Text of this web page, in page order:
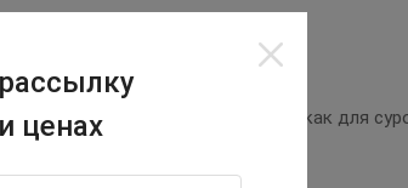
ценятся на рынке. Подойдет как для
ценах